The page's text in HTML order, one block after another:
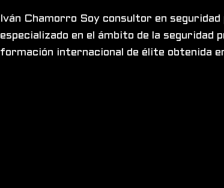
Iván Chamorro Soy consultor en
especializado en el ámbito de la seguridad
formación internacional de élite obtenida